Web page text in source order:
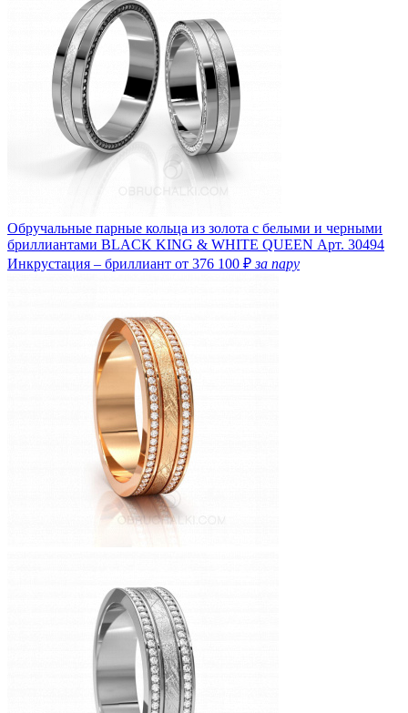
Обручальные парные кольца из золота с белыми и черными
бриллиантами BLACK KING & WHITE QUEEN Арт. 30494
Инкрустация – бриллиант от 376 100 ₽за пару